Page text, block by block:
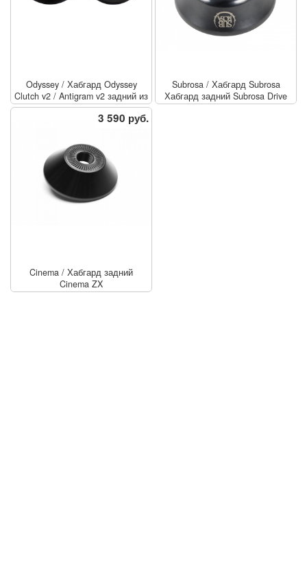
Odyssey/ Хабгард Odyssey
Clutch v2 / Antigram v2 задний из
пластика
Subrosa/ Хабгард Subrosa
Хабгард задний Subrosa Drive
Side / CrMo
3 590 руб.
Cinema / Хабгард задний
Cinema ZX